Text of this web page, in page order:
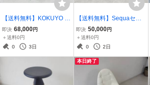
【送料無料】KOKUYO P
UNTO プント エクストラ
ハイバックチェア 革張り
■管理番号：CH-1-14
即決 68,000円
＋送料0円
0
3日
【送料無料】Sequaセク
アエクストラハイバック
チェア ハンガー付 ネイビ
ーブルー■管理番号：CH-
即決 50,000円
＋送料0円
0
2日
本日終了